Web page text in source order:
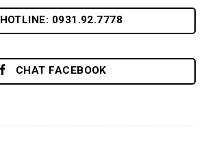
HOTLINE: 0931.92.7778
CHAT FACEBOOK